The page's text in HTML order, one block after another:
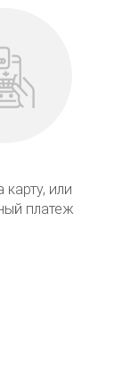
карту, или
платеж